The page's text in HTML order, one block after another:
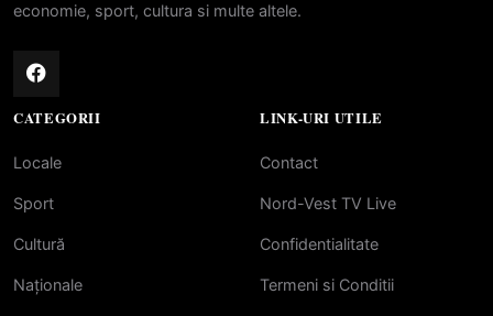
economie, sport, cultura si multe altele.
CATEGORII
Locale
Sport
Cultură
Naționale
LINK-URI UTILE
Contact
Nord-Vest TV Live
Confidentialitate
Termeni si Conditii